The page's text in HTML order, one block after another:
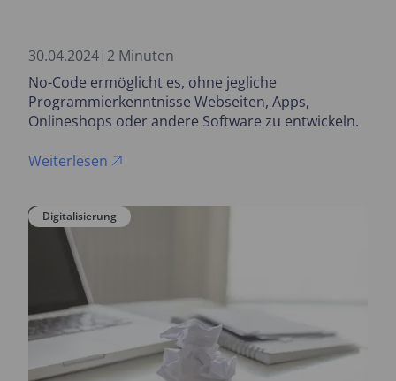
30.04.2024| 2 Minuten
No-Code ermöglicht es, ohne jegliche
Programmierkenntnisse Webseiten, Apps,
Onlineshops oder andere Software zu entwickeln.
Weiterlesen
Digitalisierung